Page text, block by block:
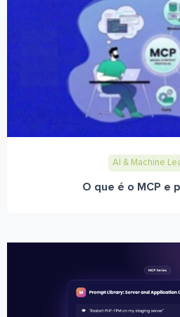
AI & Machine
O que é o MCP e